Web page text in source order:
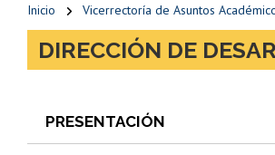
Inicio Vicerrectoría de Asuntos
DIRECCIÓN DE
PRESENTACIÓN